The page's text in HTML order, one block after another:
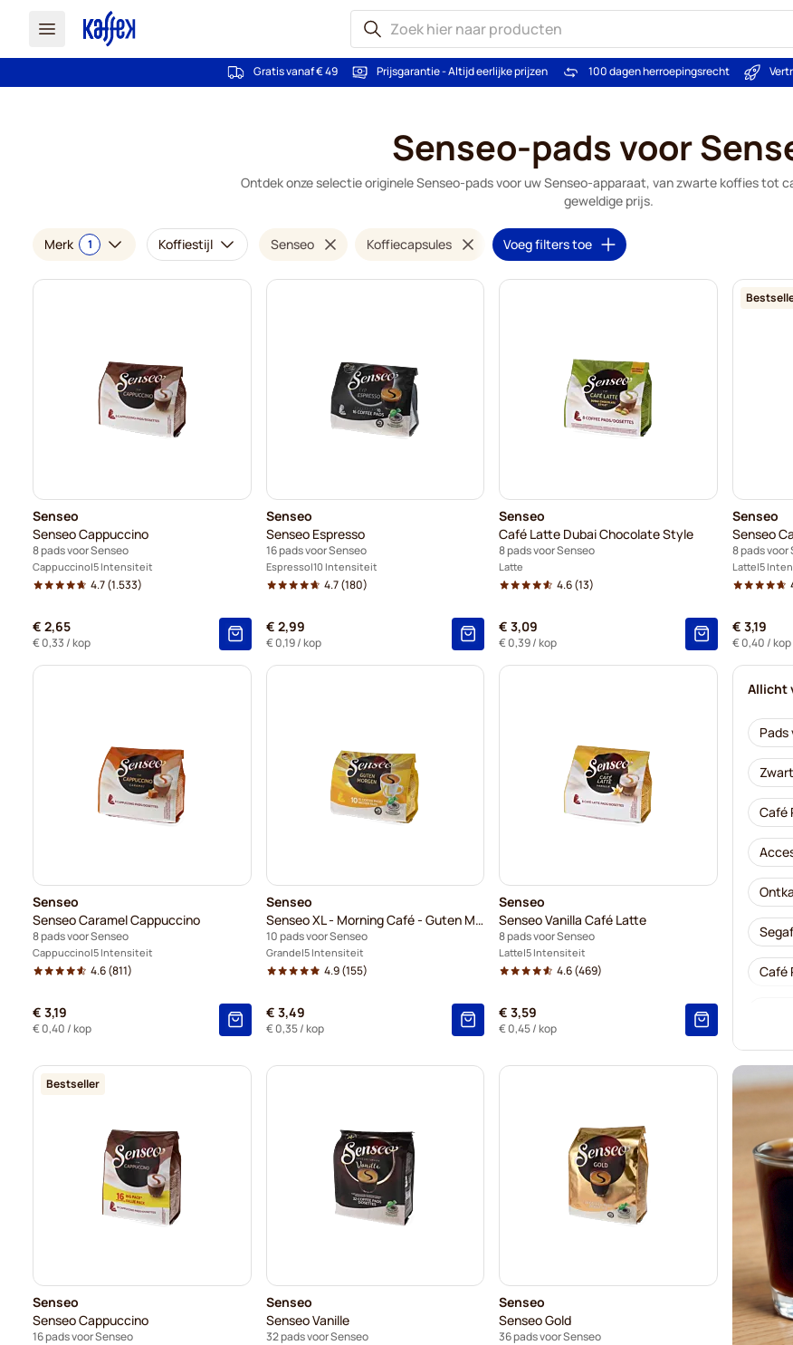
Gratis vanaf € 49 Prijsgarantie - Altijd eerlijke prijzen 100 dagen herroepingsrecht
Senseo-pads voor
Ontdek onze selectie originele Senseo-pads voor uw Senseo-apparaat, van zwarte koffies tot
geweldige prijs.
Merk 1 Koffiestijl Senseo Koffiecapsules Voeg filters toe
Senseo
Senseo Cappuccino
8 pads voor Senseo
Cappuccino 5 Intensiteit
4.7(1.533)
€ 2,65
€ 0,33 / kop
Senseo
Senseo Espresso
16 pads voor Senseo
Espresso 10 Intensiteit
4.7(180)
€ 2,99
€ 0,19/ kop
Senseo
Café Latte Dubai Chocolate Style
8 pads voor Senseo
Latte
4.6(13)
€ 3,09
€ 0,39/ kop
Senseo
Senseo
8 pads voor
Latte 5
€ 3,19
€ 0,40 / kop
Senseo
Senseo Caramel Cappuccino
8 pads voor Senseo
Cappuccino 5 Intensiteit
4.6(811)
€ 3,19
€ 0,40 / kop
Senseo
Senseo XL - Morning Café - Guten Morgen (Grote kop)
10 pads voor Senseo
Grande 5 Intensiteit
4.9(155)
€ 3,49
€ 0,35/ kop
Senseo
Senseo Vanilla Café Latte
8 pads voor Senseo
Latte 5 Intensiteit
4.6(469)
€ 3,59
€ 0,45/ kop
Allicht
Pads
Café
Café
Bestseller
Senseo
Senseo Cappuccino
16 pads voor Senseo
Senseo
Senseo Vanille
32 pads voor Senseo
Senseo
Senseo Gold
36 pads voor Senseo